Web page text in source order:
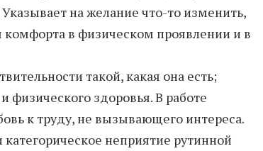
на желание что-то изменить,
в физическом проявлении и в
такой, какая она есть;
физического здоровья. В работе
к труду, не вызывающего интереса.
неприятие рутинной